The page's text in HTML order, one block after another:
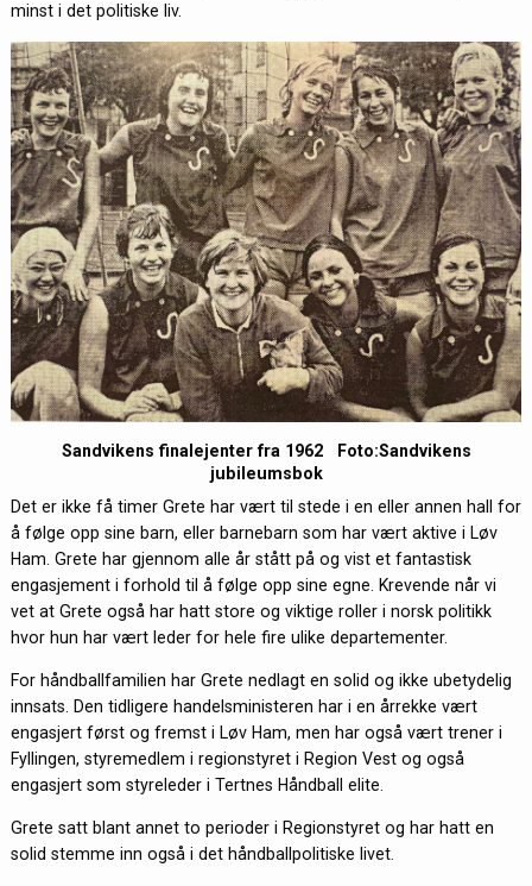
minst i det politiske liv.
Sandvikens finalejenter fra 1962 Foto:Sandvikens
jubileumsbok
Det er ikke få timer Grete har vært til stede i en eller annen hall for
å følge opp sine barn, eller barnebarn som har vært aktive i Løv
Ham. Grete har gjennom alle år stått på og vist et fantastisk
engasjement i forhold til å følge opp sine egne. Krevende når vi
vet at Grete også har hatt store og viktige roller i norsk politikk
hvor hun har vært leder for hele fire ulike departementer.
For håndballfamilien har Grete nedlagt en solid og ikke ubetydelig
innsats. Den tidligere handelsministeren har i en årrekke vært
engasjert først og fremst i Løv Ham, men har også vært trener i
Fyllingen, styremedlem i regionstyret i Region Vest og også
engasjert som styreleder i Tertnes Håndball elite.
Grete satt blant annet to perioder i Regionstyret og har hatt en
solid stemme inn også i det håndballpolitiske livet.